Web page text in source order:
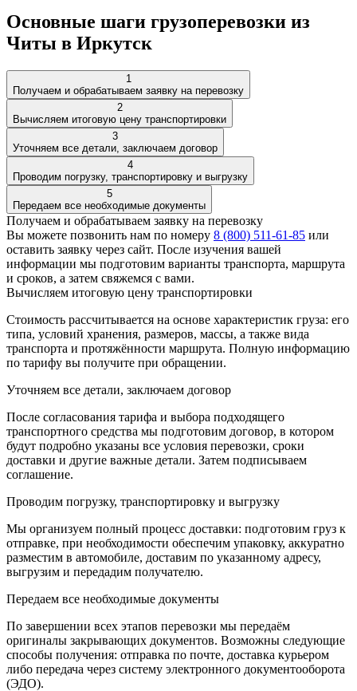
Основные шаги грузоперевозки из
Читы в Иркутск
1
Получаем и обрабатываем заявку на перевозку
2
Вычисляем итоговую цену транспортировки
3
Уточняем все детали, заключаем договор
4
Проводим погрузку, транспортировку и выгрузку
5
Передаем все необходимые документы
Получаем и обрабатываем заявку на перевозку
Вы можете позвонить нам по номеру 8 (800) 511-61-85 или
оставить заявку через сайт. После изучения вашей
информации мы подготовим варианты транспорта, маршрута
и сроков, а затем свяжемся с вами.
Вычисляем итоговую цену транспортировки
Стоимость рассчитывается на основе характеристик груза: его
типа, условий хранения, размеров, массы, а также вида
транспорта и протяжённости маршрута. Полную информацию
по тарифу вы получите при обращении.
Уточняем все детали, заключаем договор
После согласования тарифа и выбора подходящего
транспортного средства мы подготовим договор, в котором
будут подробно указаны все условия перевозки, сроки
доставки и другие важные детали. Затем подписываем
соглашение.
Проводим погрузку, транспортировку и выгрузку
Мы организуем полный процесс доставки: подготовим груз к
отправке, при необходимости обеспечим упаковку, аккуратно
разместим в автомобиле, доставим по указанному адресу,
выгрузим и передадим получателю.
Передаем все необходимые документы
По завершении всех этапов перевозки мы передаём
оригиналы закрывающих документов. Возможны следующие
способы получения: отправка по почте, доставка курьером
либо передача через систему электронного документооборота
(ЭДО).